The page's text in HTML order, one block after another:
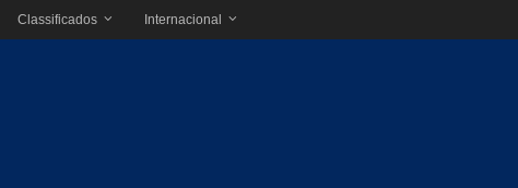
Classificados Internacional